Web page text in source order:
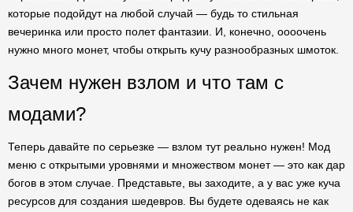
которые подойдут на любой случай — будь то стильная
вечеринка или просто полет фантазии. И, конечно, оооочень
нужно много монет, чтобы открыть кучу разнообразных шмоток.
Зачем нужен взлом и что там с
модами?
Теперь давайте по серьезке — взлом тут реально нужен! Мод
меню с открытыми уровнями и множеством монет — это как дар
богов в этом случае. Представьте, вы заходите, а у вас уже куча
ресурсов для создания шедевров. Вы будете одеваясь не как